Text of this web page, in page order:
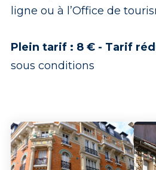
ligne ou à l’Office de
Plein tarif : 8 € - Tarif
sous conditions